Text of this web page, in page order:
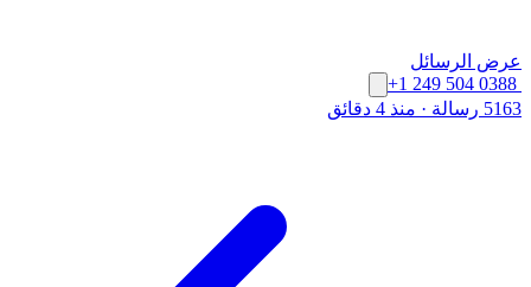
عرض الرسائل
+1 249 504 0388
5163 رسالة
· منذ 4 دقائق